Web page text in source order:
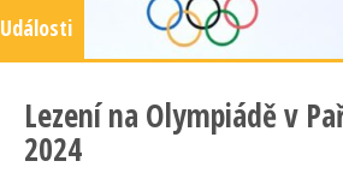
Události
Lezení na Olympiádě v
2024